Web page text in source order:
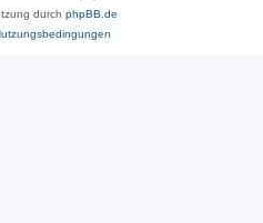
durch phpBB.de